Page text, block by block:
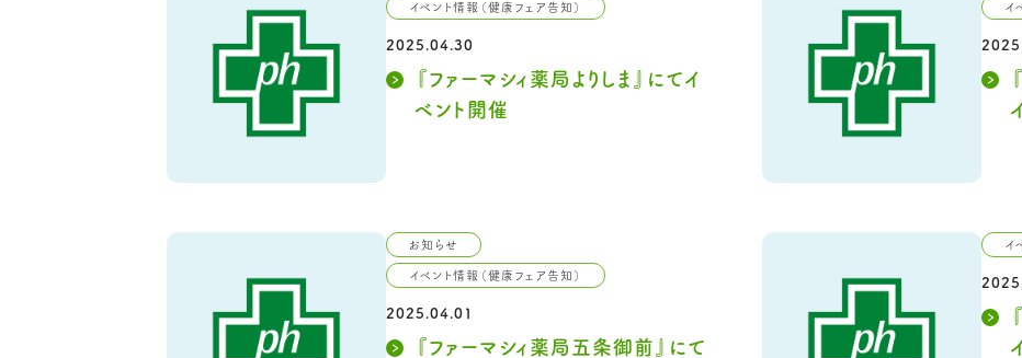
イベント情報（健康フェア告知）
2025.04.30
『ファーマシィ薬局よりしま』にてイ
ベント開催
イ
お知らせ
イベント情報（健康フェア告知）
2025.04.01
『ファーマシィ薬局五条御前』にて
イ